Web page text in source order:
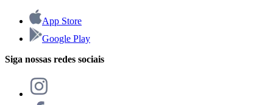
App Store
Google Play
Siga nossas redes sociais